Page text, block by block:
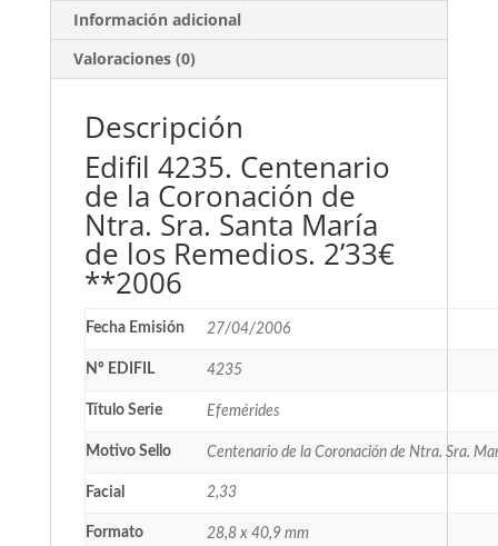
Información adicional
Valoraciones (0)
Descripción
Edifil 4235. Centenario
de la Coronación de
Ntra. Sra. Santa María
de los Remedios. 2’33€
**2006
Fecha Emisión 27/04/2006
Nº EDIFIL 4235
Título Serie Efemérides
Motivo Sello Centenario de la Coronación de Ntra. Sra.
Facial 2,33
Formato 28,8 x 40,9 mm